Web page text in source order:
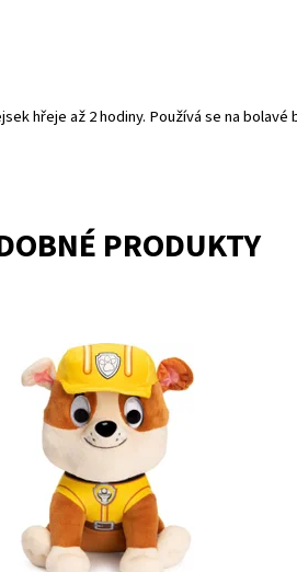
hřeje až 2 hodiny. Používá se na
PRODUKTY
Rubble z Tlapkové patroly
Skladem>3
8452
SPIN MASTER